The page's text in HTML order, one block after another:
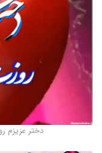
دختر عزیزم